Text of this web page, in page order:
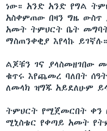
ነው። አንድ አንድ የግል
አስቀምጠው በዛን ግዜ
አመት ትምህርት ቤት
ማስጠንቀቂያ እየላኩ ይገኛሉ።
ልጆቹን ገና ያላስመዘገበው
ቁጥሩ እየጨመረ ባለበት
ለመላክ ዝግጁ አይደለሁም
ትምህርት የሚጀመርበት ቀን
ሚኒስቴር የቀጣይ አመት